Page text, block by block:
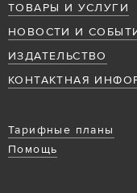
ТОВАРЫ И УСЛУГИ
НОВОСТИ И
ИЗДАТЕЛЬСТВО
КОНТАКТНАЯ
Тарифные планы
Помощь